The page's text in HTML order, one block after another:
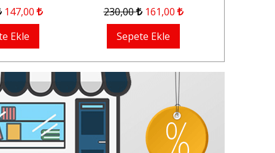
,00
Ekle
230,00 161,00
Sepete Ekle